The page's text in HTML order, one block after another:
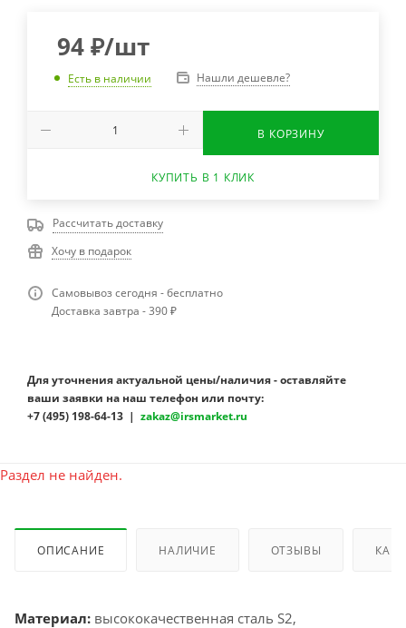
94₽/шт
Есть в наличии Нашли дешевле?
В КОРЗИНУ
КУПИТЬ В 1 КЛИК
Рассчитать доставку
Хочу в подарок
Самовывоз сегодня - бесплатно
Доставка завтра - 390 ₽
Для уточнения актуальной цены/наличия - оставляйте
ваши заявки на наш телефон или почту:
+7 (495) 198-64-13 | zakaz@irsmarket.ru
Раздел не найден.
ОПИСАНИЕ НАЛИЧИЕ ОТЗЫВЫ КАК
Материал: высококачественная сталь S2,